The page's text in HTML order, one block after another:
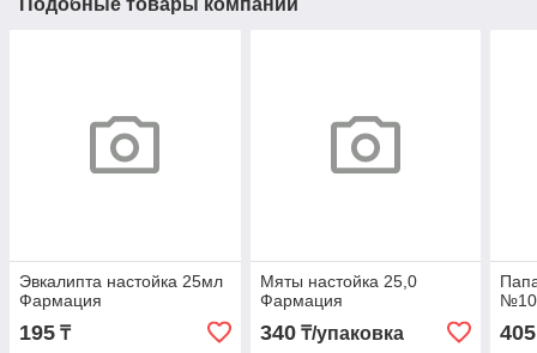
Подобные товары компании
Эвкалипта настойка 25мл
Фармация
195 ₸
Мяты настойка 25,0
Фармация
340₸/упаковка
№10
405